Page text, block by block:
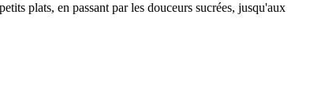
plats, en passant par les douceurs sucrées, jusqu'aux